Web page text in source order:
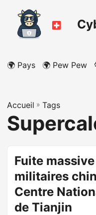
🌍 Pays 🌍 Pew Pew
Accueil » Tags
Fuite
militaires
Centre
de Tianjin